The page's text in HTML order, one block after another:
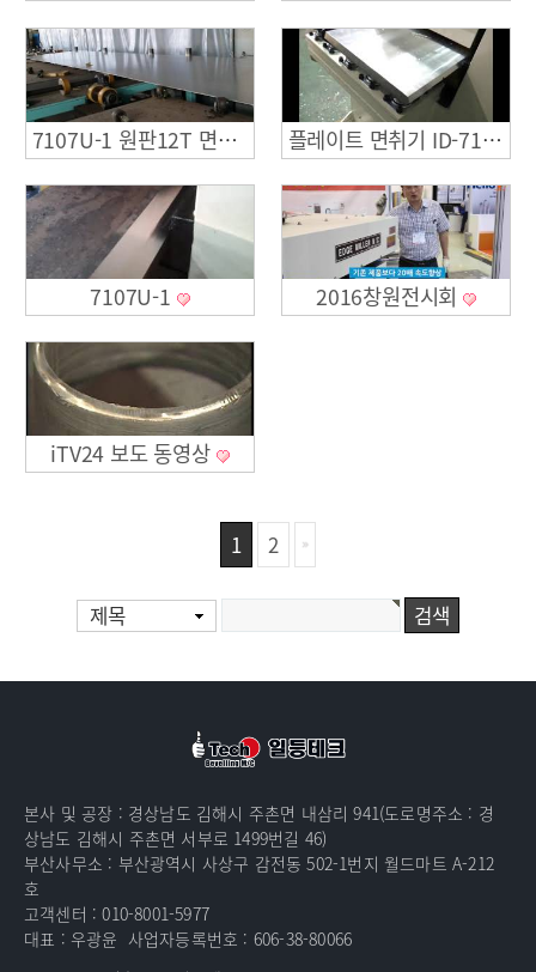
7107U-1 원판12T 면취가공 플레이트 면취기 ID-7107U-1
7107U-1 2016창원전시회
iTV24 보도 동영상
1 2
제목
본사 및 공장 : 경상남도 김해시 주촌면 내삼리 941(도로명주소 : 경
상남도 김해시 주촌면 서부로 1499번길 46)
부산사무소 : 부산광역시 사상구 감전동 502-1번지 월드마트 A-212
호
고객센터 : 010-8001-5977
대표 : 우광윤 사업자등록번호 : 606-38-80066